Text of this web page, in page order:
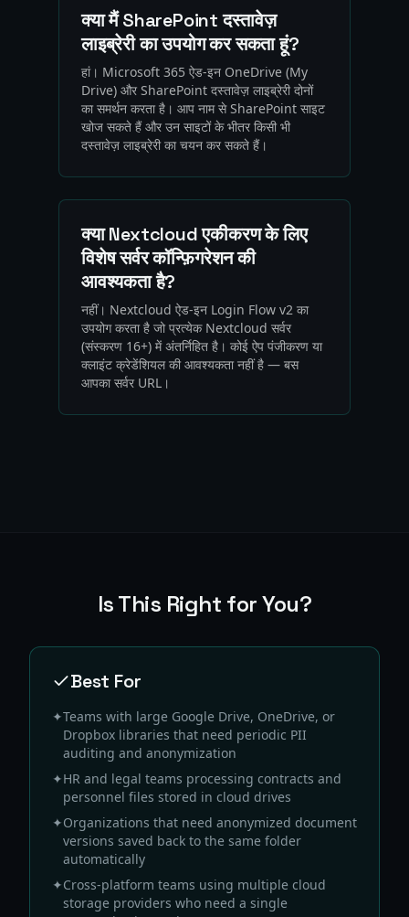
क्या मैं SharePoint दस्तावेज़
लाइब्रेरी का उपयोग कर सकता हूं?
हां। Microsoft 365 ऐड-इन OneDrive (My
Drive) और SharePoint दस्तावेज़ लाइब्रेरी दोनों
का समर्थन करता है। आप नाम से SharePoint साइट
खोज सकते हैं और उन साइटों के भीतर किसी भी
दस्तावेज़ लाइब्रेरी का चयन कर सकते हैं।
क्या Nextcloud एकीकरण के लिए
विशेष सर्वर कॉन्फ़िगरेशन की
आवश्यकता है?
नहीं। Nextcloud ऐड-इन Login Flow v2 का
उपयोग करता है जो प्रत्येक Nextcloud सर्वर
(संस्करण 16+) में अंतर्निहित है। कोई ऐप पंजीकरण या
क्लाइंट क्रेडेंशियल की आवश्यकता नहीं है — बस
आपका सर्वर URL।
Is This Right for You?
Best For
✦Teams with large Google Drive, OneDrive, or
Dropbox libraries that need periodic PII
auditing and anonymization
✦HR and legal teams processing contracts and
personnel files stored in cloud drives
✦Organizations that need anonymized document
versions saved back to the same folder
automatically
✦Cross-platform teams using multiple cloud
storage providers who need a single